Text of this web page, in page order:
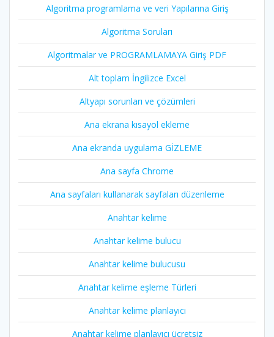
Algoritma programlama ve veri Yapılarına Giriş
Algoritma Soruları
Algoritmalar ve PROGRAMLAMAYA Giriş PDF
Alt toplam İngilizce Excel
Altyapı sorunları ve çözümleri
Ana ekrana kısayol ekleme
Ana ekranda uygulama GİZLEME
Ana sayfa Chrome
Ana sayfaları kullanarak sayfaları düzenleme
Anahtar kelime
Anahtar kelime bulucu
Anahtar kelime bulucusu
Anahtar kelime eşleme Türleri
Anahtar kelime planlayıcı
Anahtar kelime planlayıcı ücretsiz